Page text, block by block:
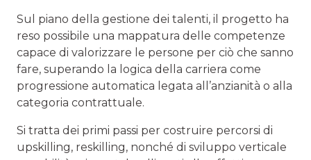
Sul piano della gestione dei talenti, il progetto ha
reso possibile una mappatura delle competenze
capace di valorizzare le persone per ciò che sanno
fare, superando la logica della carriera come
progressione automatica legata all’anzianità o alla
categoria contrattuale.
Si tratta dei primi passi per costruire percorsi di
upskilling, reskilling, nonché di sviluppo verticale